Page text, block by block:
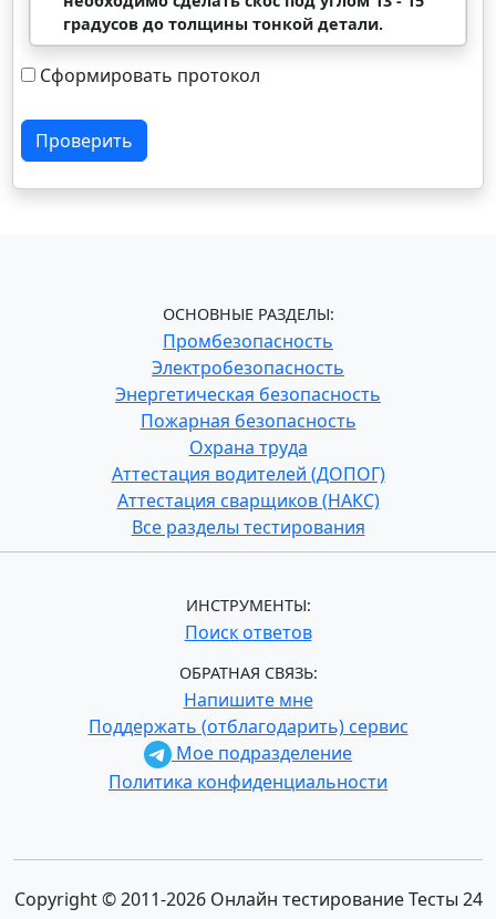
градусов до толщины тонкой детали.
Сформировать протокол
Проверить
ОСНОВНЫЕ РАЗДЕЛЫ:
Промбезопасность
Электробезопасность
Энергетическая безопасность
Пожарная безопасность
Охрана труда
Аттестация водителей (ДОПОГ)
Аттестация сварщиков (НАКС)
Все разделы тестирования
ИНСТРУМЕНТЫ:
Поиск ответов
ОБРАТНАЯ СВЯЗЬ:
Напишите мне
Поддержать (отблагодарить) сервис
Мое подразделение
Политика конфиденциальности
Copyright © 2011-2026 Онлайн тестирование Тесты 24